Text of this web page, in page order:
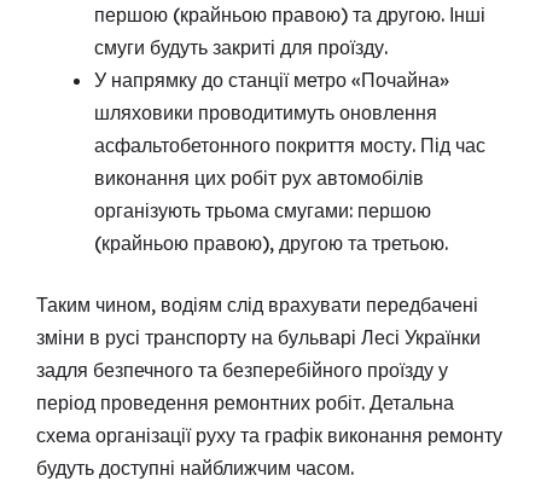
першою (крайньою правою) та другою. Інші
смуги будуть закриті для проїзду.
У напрямку до станції метро «Почайна»
шляховики проводитимуть оновлення
асфальтобетонного покриття мосту. Під час
виконання цих робіт рух автомобілів
організують трьома смугами: першою
(крайньою правою), другою та третьою.
Таким чином, водіям слід врахувати передбачені
зміни в русі транспорту на бульварі Лесі Українки
задля безпечного та безперебійного проїзду у
період проведення ремонтних робіт. Детальна
схема організації руху та графік виконання ремонту
будуть доступні найближчим часом.